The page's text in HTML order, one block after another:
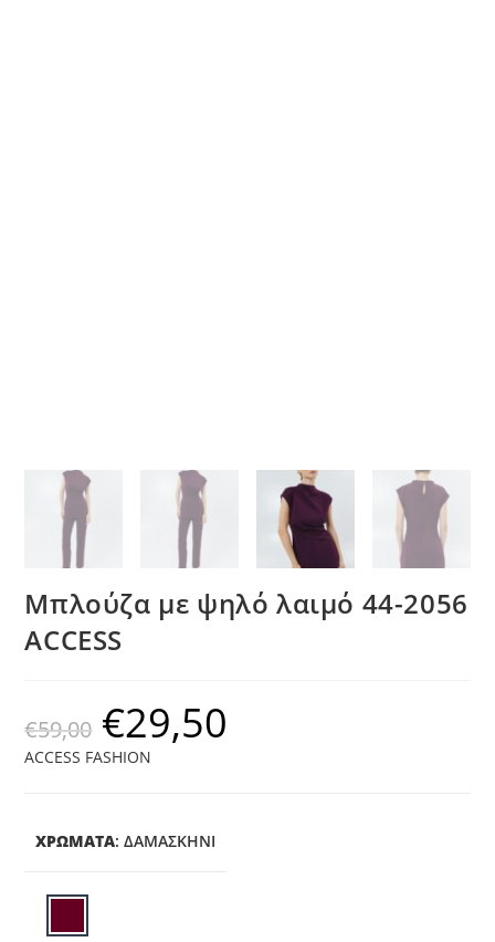
Μπλούζα με ψηλό λαιμό 44-2056
ACCESS
€59,00 €29,50
ACCESS FASHION
ΧΡΩΜΑΤΑ: ΔΑΜΑΣΚΗΝΊ